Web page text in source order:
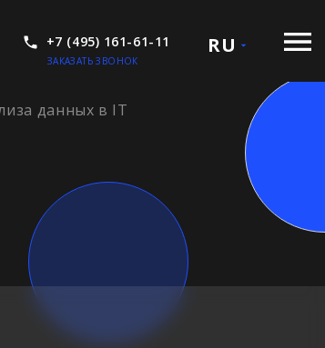
+7 (495) 161-61-11
ЗАКАЗАТЬ ЗВОНОК
RU
данных в IT